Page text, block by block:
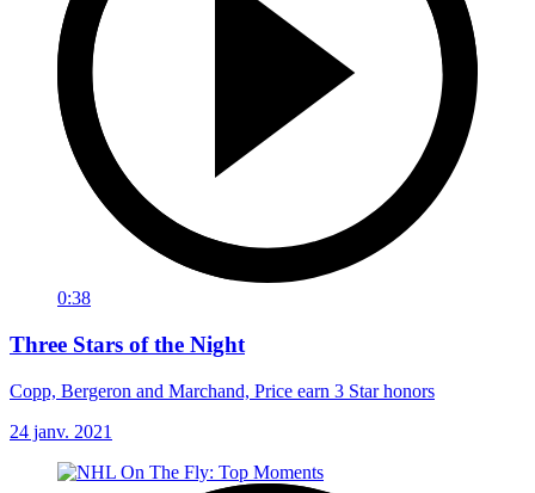
0:38
Three Stars of the Night
Copp, Bergeron and Marchand, Price earn 3 Star honors
24 janv. 2021